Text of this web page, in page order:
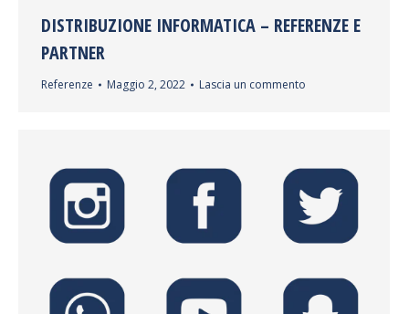
DISTRIBUZIONE INFORMATICA – REFERENZE E
PARTNER
Referenze Maggio 2, 2022 Lascia un commento